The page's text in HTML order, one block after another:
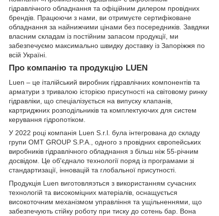
гідравлічного обладнання та офіційним дилером провідних
брендів. Працюючи з нами, ви отримуєте сертифіковане
обладнання за найнижчими цінами без посередників. Завдяки
власним складам із постійним запасом продукції, ми
забезпечуємо максимально швидку доставку із Запоріжжя по
всій Україні.
Про компанію та продукцію LUEN
Luen – це італійський виробник гідравлічних компонентів та
арматури з тривалою історією присутності на світовому ринку
гідравліки, що спеціалізується на випуску клапанів,
картриджних розподільників та комплектуючих для систем
керування гідропотіком.
У 2022 році компанія Luen S.r.l. була інтегрована до складу
групи OMT GROUP S.P.A., одного з провідних європейських
виробників гідравлічного обладнання з більш ніж 55-річним
досвідом. Це об'єднало технології поряд із програмами зі
стандартизації, інновацій та глобальної присутності.
Продукція Luen виготовляэться з використанням сучасних
технологій та високоміцних матеріалів, оснащується
високоточним механізмом управління та ущільненнями, що
забезпечують стійку роботу при тиску до сотень бар. Вона